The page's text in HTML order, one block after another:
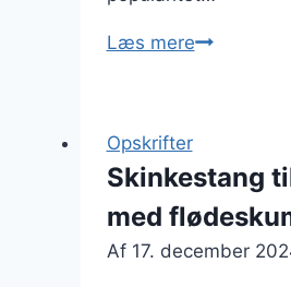
Læs mereSkinkestang
Opskrifter
Skinkestang
med
Af 17. december